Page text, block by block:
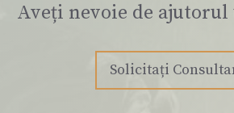
Aveți nevoie de ajutorul
Solicitați